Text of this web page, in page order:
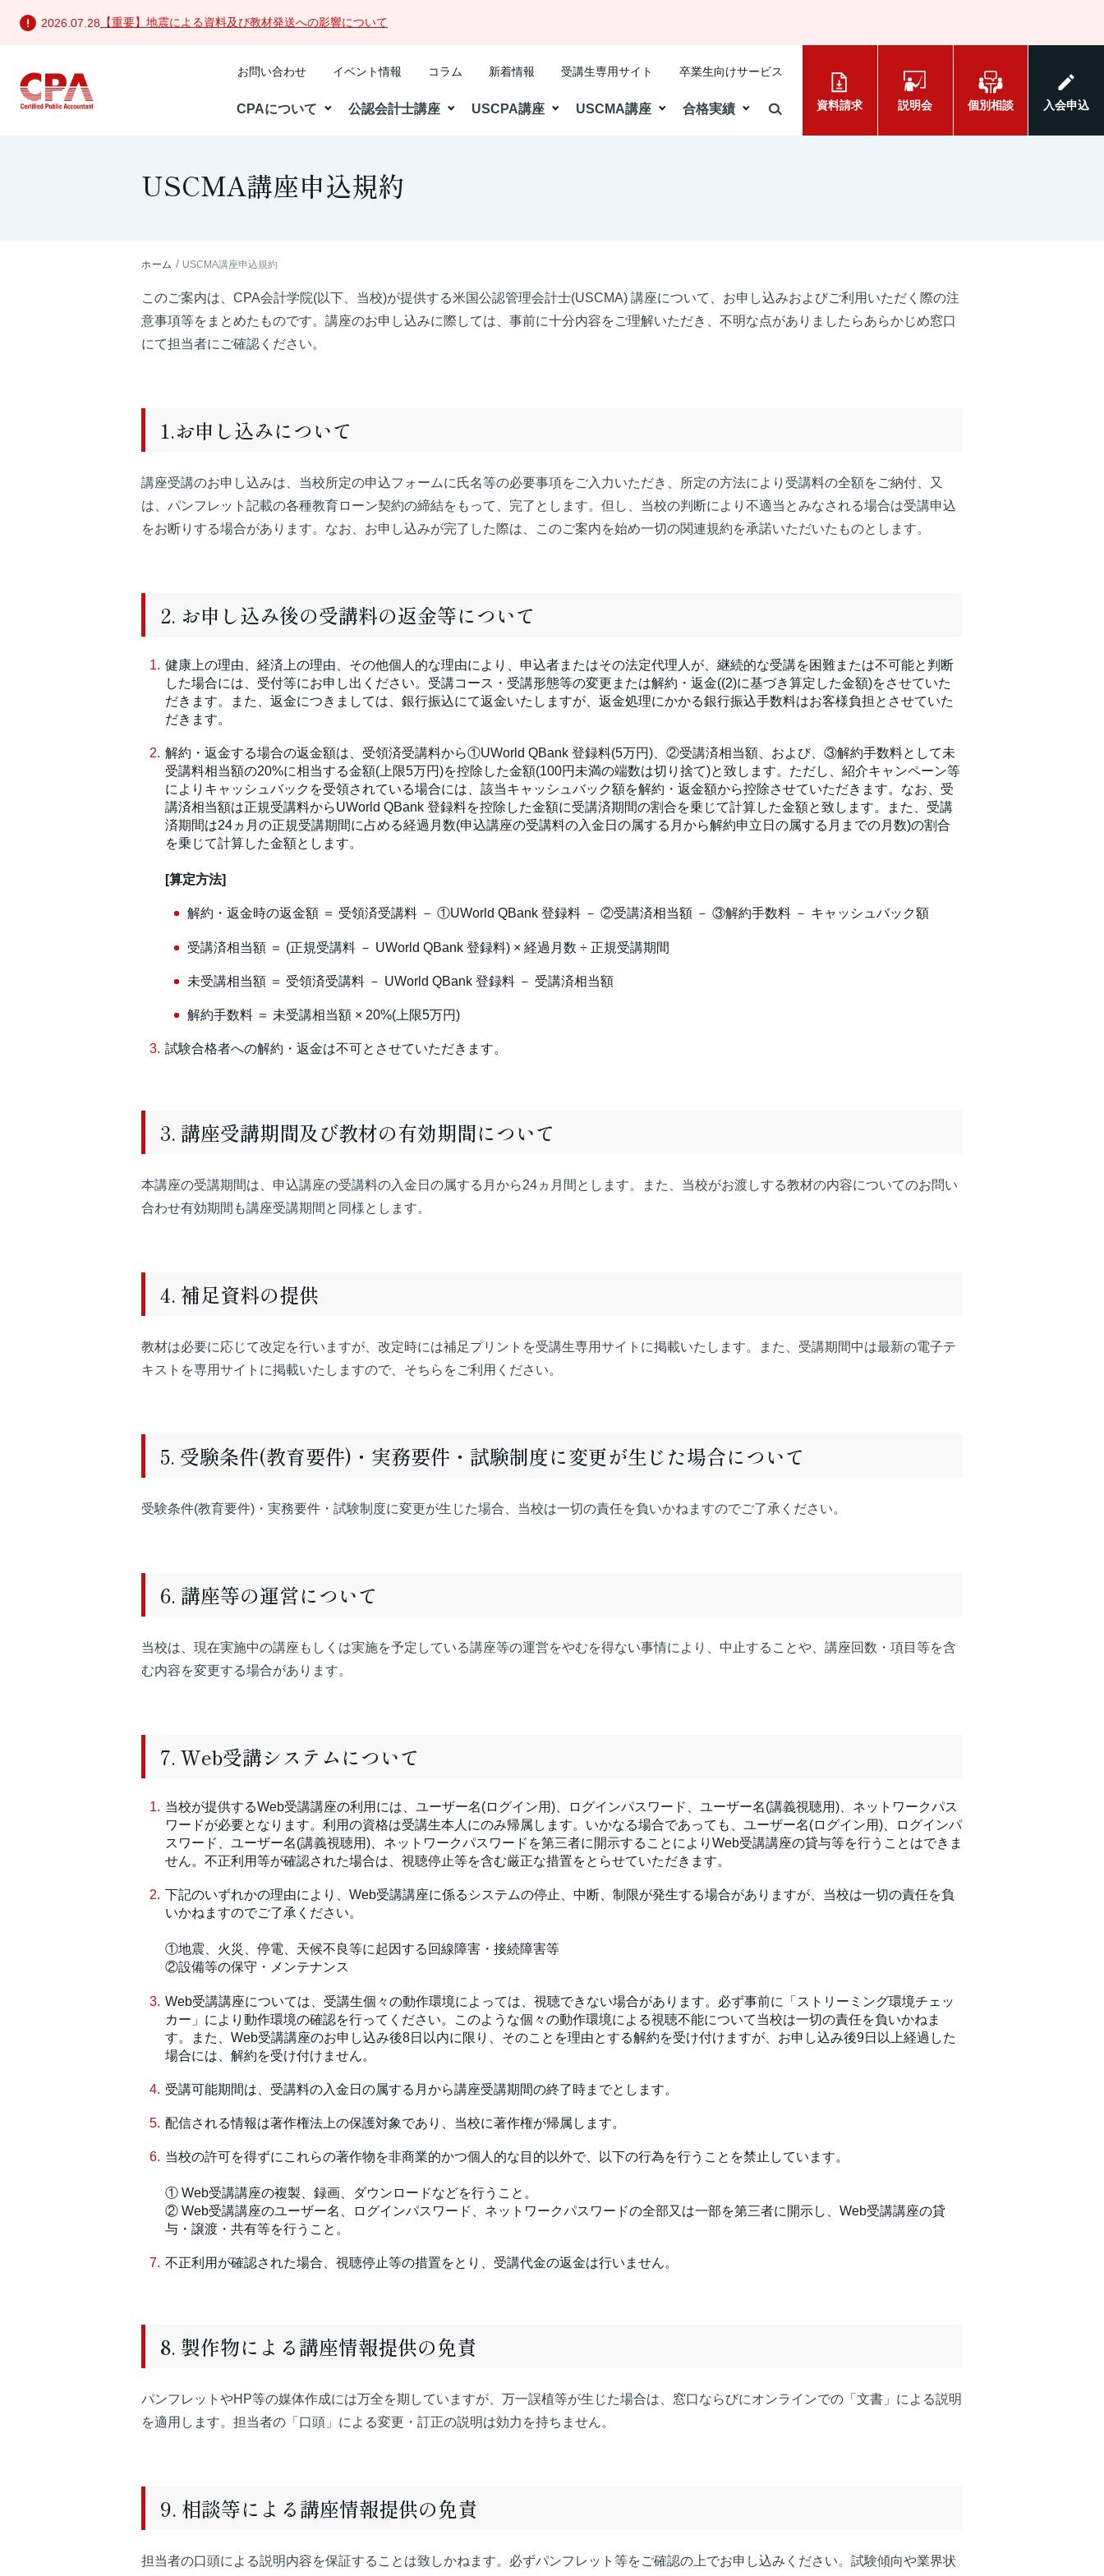
2026.07.28 【重要】地震による資料及び教材発送への影響について
CPAについて 公認会計士講座 USCPA講座 USCMA講座 合格実績
お問い合わせ イベント情報 コラム 新着情報 受講生専用サイト 卒業生向けサービス
資料請求 説明会 個別相談 入会申込
USCMA講座申込規約
ホーム USCMA講座申込規約
このご案内は、CPA会計学院(以下、当校)が提供する米国公認管理会計士(USCMA) 講座について、お申し込みおよびご利用いただく際の注
意事項等をまとめたものです。講座のお申し込みに際しては、事前に十分内容をご理解いただき、不明な点がありましたらあらかじめ窓口
にて担当者にご確認ください。
1.お申し込みについて
講座受講のお申し込みは、当校所定の申込フォームに氏名等の必要事項をご入力いただき、所定の方法により受講料の全額をご納付、又
は、パンフレット記載の各種教育ローン契約の締結をもって、完了とします。但し、当校の判断により不適当とみなされる場合は受講申込
をお断りする場合があります。なお、お申し込みが完了した際は、このご案内を始め一切の関連規約を承諾いただいたものとします。
2. お申し込み後の受講料の返金等について
健康上の理由、経済上の理由、その他個人的な理由により、申込者またはその法定代理人が、継続的な受講を困難または不可能と判断
した場合には、受付等にお申し出ください。受講コース・受講形態等の変更または解約・返金((2)に基づき算定した金額)をさせていた
だきます。また、返金につきましては、銀行振込にて返金いたしますが、返金処理にかかる銀行振込手数料はお客様負担とさせていた
だきます。
解約・返金する場合の返金額は、受領済受講料から①UWorld QBank 登録料(5万円)、②受講済相当額、および、③解約手数料として未
受講料相当額の20%に相当する金額(上限5万円)を控除した金額(100円未満の端数は切り捨て)と致します。ただし、紹介キャンペーン等
によりキャッシュバックを受領されている場合には、該当キャッシュバック額を解約・返金額から控除させていただきます。なお、受
講済相当額は正規受講料からUWorld QBank 登録料を控除した金額に受講済期間の割合を乗じて計算した金額と致します。また、受講
済期間は24ヵ月の正規受講期間に占める経過月数(申込講座の受講料の入金日の属する月から解約申立日の属する月までの月数)の割合
を乗じて計算した金額とします。
[算定方法]
解約・返金時の返金額 ＝ 受領済受講料 － ①UWorld QBank 登録料 － ②受講済相当額 － ③解約手数料 － キャッシュバック額
受講済相当額 ＝ (正規受講料 － UWorld QBank 登録料) × 経過月数 ÷ 正規受講期間
未受講相当額 ＝ 受領済受講料 － UWorld QBank 登録料 － 受講済相当額
解約手数料 ＝ 未受講相当額 × 20%(上限5万円)
試験合格者への解約・返金は不可とさせていただきます。
3. 講座受講期間及び教材の有効期間について
本講座の受講期間は、申込講座の受講料の入金日の属する月から24ヵ月間とします。また、当校がお渡しする教材の内容についてのお問い
合わせ有効期間も講座受講期間と同様とします。
4. 補足資料の提供
教材は必要に応じて改定を行いますが、改定時には補足プリントを受講生専用サイトに掲載いたします。また、受講期間中は最新の電子テ
キストを専用サイトに掲載いたしますので、そちらをご利用ください。
5. 受験条件(教育要件)・実務要件・試験制度に変更が生じた場合について
受験条件(教育要件)・実務要件・試験制度に変更が生じた場合、当校は一切の責任を負いかねますのでご了承ください。
6. 講座等の運営について
当校は、現在実施中の講座もしくは実施を予定している講座等の運営をやむを得ない事情により、中止することや、講座回数・項目等を含
む内容を変更する場合があります。
7. Web受講システムについて
当校が提供するWeb受講講座の利用には、ユーザー名(ログイン用)、ログインパスワード、ユーザー名(講義視聴用)、ネットワークパス
ワードが必要となります。利用の資格は受講生本人にのみ帰属します。いかなる場合であっても、ユーザー名(ログイン用)、ログインパ
スワード、ユーザー名(講義視聴用)、ネットワークパスワードを第三者に開示することによりWeb受講講座の貸与等を行うことはできま
せん。不正利用等が確認された場合は、視聴停止等を含む厳正な措置をとらせていただきます。
下記のいずれかの理由により、Web受講講座に係るシステムの停止、中断、制限が発生する場合がありますが、当校は一切の責任を負
いかねますのでご了承ください。
①地震、火災、停電、天候不良等に起因する回線障害・接続障害等
②設備等の保守・メンテナンス
Web受講講座については、受講生個々の動作環境によっては、視聴できない場合があります。必ず事前に「ストリーミング環境チェッ
カー」により動作環境の確認を行ってください。このような個々の動作環境による視聴不能について当校は一切の責任を負いかねま
す。また、Web受講講座のお申し込み後8日以内に限り、そのことを理由とする解約を受け付けますが、お申し込み後9日以上経過した
場合には、解約を受け付けません。
受講可能期間は、受講料の入金日の属する月から講座受講期間の終了時までとします。
配信される情報は著作権法上の保護対象であり、当校に著作権が帰属します。
当校の許可を得ずにこれらの著作物を非商業的かつ個人的な目的以外で、以下の行為を行うことを禁止しています。
① Web受講講座の複製、録画、ダウンロードなどを行うこと。
② Web受講講座のユーザー名、ログインパスワード、ネットワークパスワードの全部又は一部を第三者に開示し、Web受講講座の貸
与・譲渡・共有等を行うこと。
不正利用が確認された場合、視聴停止等の措置をとり、受講代金の返金は行いません。
8. 製作物による講座情報提供の免責
パンフレットやHP等の媒体作成には万全を期していますが、万一誤植等が生じた場合は、窓口ならびにオンラインでの「文書」による説明
を適用します。担当者の「口頭」による変更・訂正の説明は効力を持ちません。
9. 相談等による講座情報提供の免責
担当者の口頭による説明内容を保証することは致しかねます。必ずパンフレット等をご確認の上でお申し込みください。試験傾向や業界状